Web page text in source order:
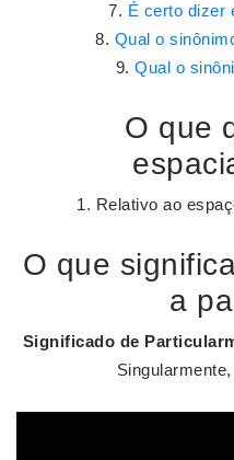
É certo dizer
Qual o
Qual o
O que
1. Relativo ao
O que
a
Significado de